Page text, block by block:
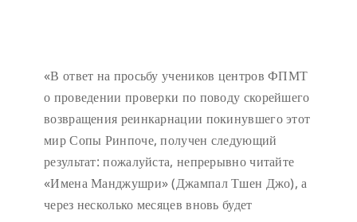
«В ответ на просьбу учеников центров ФПМТ
о проведении проверки по поводу скорейшего
возвращения реинкарнации покинувшего этот
мир Сопы Ринпоче, получен следующий
результат: пожалуйста, непрерывно читайте
«Имена Манджушри» (Джампал Тшен Джо), а
через несколько месяцев вновь будет